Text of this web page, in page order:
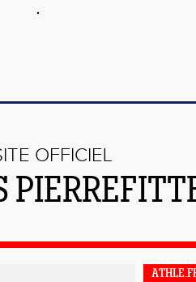
OFFICIEL